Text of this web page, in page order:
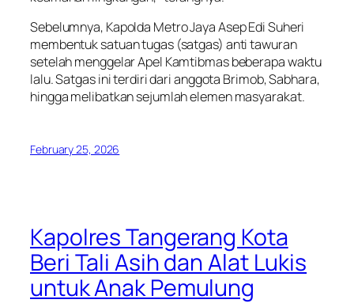
Sebelumnya, Kapolda Metro Jaya Asep Edi Suheri
membentuk satuan tugas (satgas) anti tawuran
setelah menggelar Apel Kamtibmas beberapa waktu
lalu. Satgas ini terdiri dari anggota Brimob, Sabhara,
hingga melibatkan sejumlah elemen masyarakat.
February 25, 2026
Kapolres Tangerang Kota
Beri Tali Asih dan Alat Lukis
untuk Anak Pemulung